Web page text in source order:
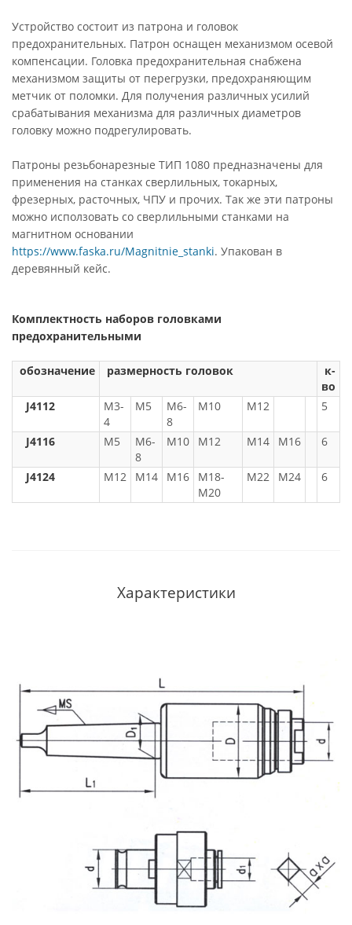
Устройство состоит из патрона и головок
предохранительных. Патрон оснащен механизмом осевой
компенсации. Головка предохранительная снабжена
механизмом защиты от перегрузки, предохраняющим
метчик от поломки. Для получения различных усилий
срабатывания механизма для различных диаметров
головку можно подрегулировать.
Патроны резьбонарезные ТИП 1080 предназначены для
применения на станках сверлильных, токарных,
фрезерных, расточных, ЧПУ и прочих. Так же эти патроны
можно исползовать со сверлильными станками на
магнитном основании
https://www.faska.ru/Magnitnie_stanki. Упакован в
деревянный кейс.
Комплектность наборов головками
предохранительными
обозначение размерность головок
к-
во
J4112
М3-
4
М5
М6-
8
М10 М12 5
J4116 М5
М6-
8
М10 М12 М14 М16 6
J4124 М12 М14 М16
М18-
M20
М22 М24 6
Характеристики